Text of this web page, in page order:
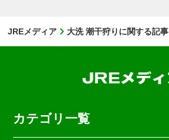
JREメディア 大洗 潮干狩りに関する記事
カテゴリ一覧